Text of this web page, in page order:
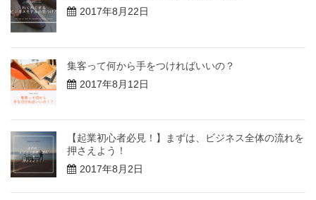
2017年8月22日
集客って何から手をつければいいの？
2017年8月12日
【起業初心者必見！】まずは、ビジネス全体の流れを
押さえよう！
2017年8月2日